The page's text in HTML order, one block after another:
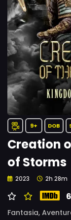
9+ DOB
Creation
of Storms
2023 2h 28m
Fantasia,